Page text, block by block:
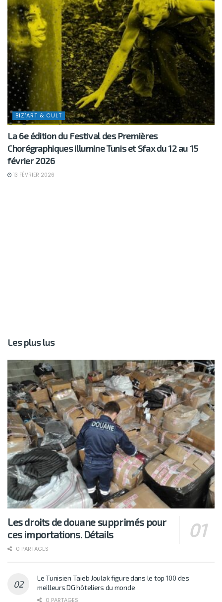
BIZ'ART & CULT
La 6e édition du Festival des Premières
Chorégraphiques illumine Tunis et Sfax du 12 au 15
février 2026
13 FÉVRIER 2026
Les plus lus
Les droits de douane supprimés pour
ces importations. Détails
0 PARTAGES
Le Tunisien Taieb Joulak figure dans le top 100 des
meilleurs DG hôteliers du monde
0 PARTAGES